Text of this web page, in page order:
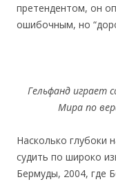
претендентом, он
ошибочным, но
Гельфанд играет
Мира по
Насколько глубоки
судить по широко
Бермуды, 2004, где